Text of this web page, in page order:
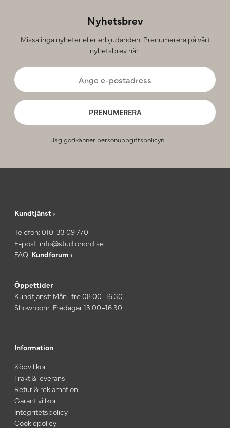
Nyhetsbrev
Missa inga nyheter eller erbjudanden! Prenumerera på vårt
nyhetsbrev här:
PRENUMERERA
Jag godkänner personuppgiftspolicyn.
Kundtjänst ›
Telefon: 010-33 09 770
E-post: info@studionord.se
FAQ: Kundforum ›
Öppettider
Kundtjänst: Mån–fre 08.00–16:30
Showroom: Fredagar 13.00–16:30
Information
Köpvillkor
Frakt & leverans
Retur & reklamation
Garantivillkor
Integritetspolicy
Cookiepolicy